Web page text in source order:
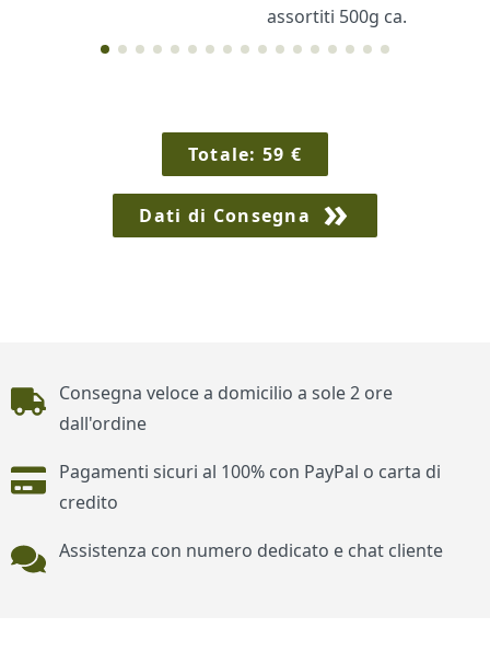
assortiti 500g ca.
Totale:59 €
Dati di Consegna
Piè di pagina
Consegna veloce a domicilio a sole 2 ore
dall'ordine
Pagamenti sicuri al 100% con PayPal o carta di
credito
Assistenza con numero dedicato e chat cliente